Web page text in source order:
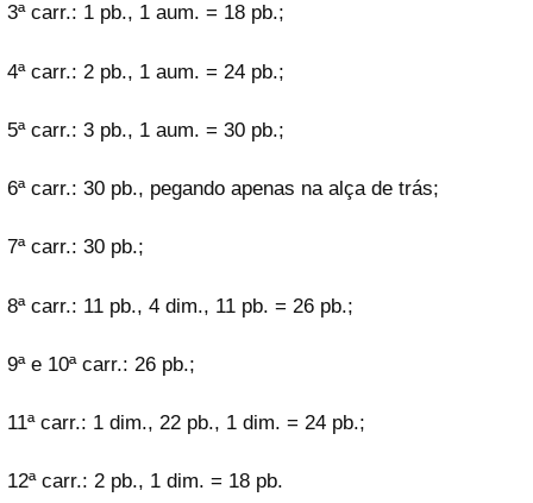
3ª carr.: 1 pb., 1 aum. = 18 pb.;
4ª carr.: 2 pb., 1 aum. = 24 pb.;
5ª carr.: 3 pb., 1 aum. = 30 pb.;
6ª carr.: 30 pb., pegando apenas na alça de trás;
7ª carr.: 30 pb.;
8ª carr.: 11 pb., 4 dim., 11 pb. = 26 pb.;
9ª e 10ª carr.: 26 pb.;
11ª carr.: 1 dim., 22 pb., 1 dim. = 24 pb.;
12ª carr.: 2 pb., 1 dim. = 18 pb.